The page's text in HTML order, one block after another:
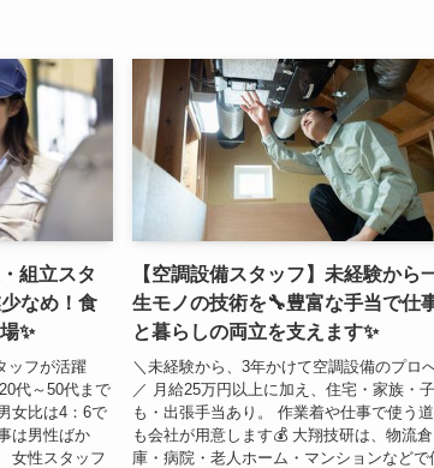
組立スタ
なめ！食
✨
ッフが活躍
代～50代まで
女比は4：6で
は男性ばか
女性スタッフ
【空調設備スタッフ】未経験から
生モノの技術を🔧豊富な手当で仕
と暮らしの両立を支えます✨
＼未経験から、3年かけて空調設備のプロ
／ 月給25万円以上に加え、住宅・家族・
も・出張手当あり。 作業着や仕事で使う
も会社が用意します💰 大翔技研は、物流倉
庫・病院・老人ホーム・マンションなどで